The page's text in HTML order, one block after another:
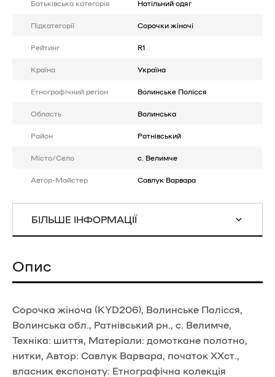
Батькiвська категорія Натільний одяг
Підкатегорії Сорочки жіночі
Рейтинг R1
Країна Україна
Етнографічний регіон Волинське Полісся
Область Волинська
Район Ратнівський
Місто/Село с. Велимче
Автор-Майстер Савлук Варвара
БІЛЬШЕ ІНФОРМАЦІЇ
Опис
Сорочка жіноча (KYD206), Волинське Полісся,
Волинська обл., Ратнівський рн., с. Велимче,
Техніка: шиття, Матеріали: домоткане полотно,
нитки, Автор: Савлук Варвара, початок ХХст.,
власник експонату: Етнографічна колекція